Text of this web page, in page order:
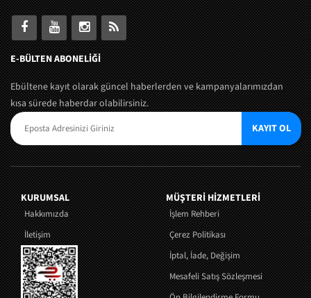
E-BÜLTEN ABONELİĞİ
Ebültene kayıt olarak güncel haberlerden ve kampanyalarımızdan
kısa sürede haberdar olabilirsiniz.
KAYIT OL
KURUMSAL
Hakkımızda
İletişim
MÜŞTERI HIZMETLERI
İşlem Rehberi
Çerez Politikası
İptal, İade, Değişim
Mesafeli Satış Sözleşmesi